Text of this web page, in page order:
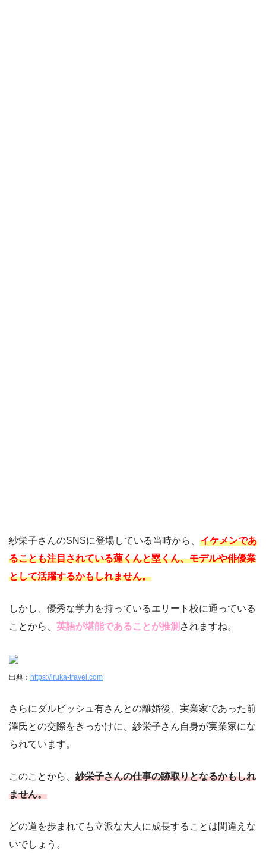
紗栄子さんのSNSに登場している当時から、 イケメンであ
ることも注目されている蓮くんと塁くん、モデルや俳優業
として活躍するかもしれません。
しかし、優秀な学力を持っているエリート校に通っている
ことから、 英語が堪能であることが推測 されますね。
出典： https://iruka-travel.com
さらにダルビッシュ有さんとの離婚後、実業家であった前
澤氏との交際をきっかけに、紗栄子さん自身が実業家にな
られています。
このことから、 紗栄子さんの仕事の跡取りとなるかもしれ
ません。
どの道を歩まれても立派な大人に成長することは間違えな
いでしょう。